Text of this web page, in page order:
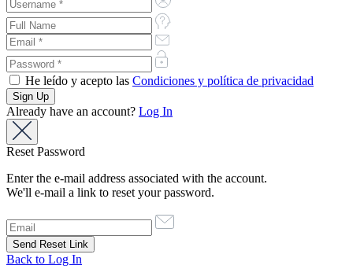
He leído y acepto las Condiciones y política de privacidad
Already have an account? Log In
Reset Password
Enter the e-mail address associated with the account.
We'll e-mail a link to reset your password.
Back to Log In